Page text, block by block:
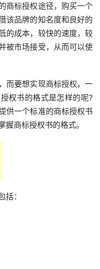
商标授权途径，购买一个
该品牌的知名度和良好的
的成本，较快的速度，较
被市场接受，从而可以使
而要想实现商标授权，一
权书的格式是怎样的呢?
供一个标准的商标授权书
商标授权书的格式。
：